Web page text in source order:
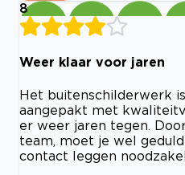
8
Weer klaar voor jaren
Het buitenschilderwerk
aangepakt met
er weer jaren tegen.
team, moet je wel
contact leggen